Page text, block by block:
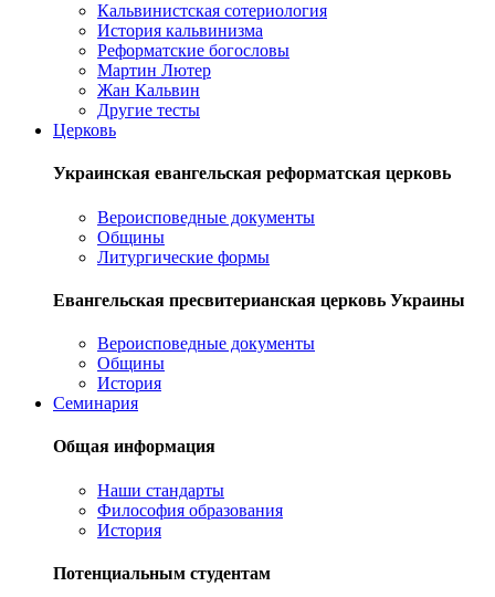
Кальвинистская сотериология
История кальвинизма
Реформатские богословы
Мартин Лютер
Жан Кальвин
Другие тесты
Церковь
Украинская евангельская реформатская церковь
Вероисповедные документы
Общины
Литургические формы
Евангельская пресвитерианская церковь Украины
Вероисповедные документы
Общины
История
Семинария
Общая информация
Наши стандарты
Философия образования
История
Потенциальным студентам